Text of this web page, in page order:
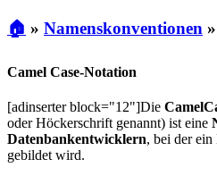
🏠 » Namenskonventionen »
Camel Case-Notation
[adinserter block="12"]Die
oder Höckerschrift genannt) ist eine
Datenbankentwicklern, bei der ein
gebildet wird.